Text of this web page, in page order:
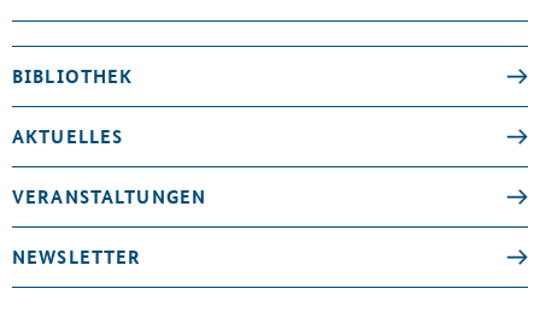
BIBLIOTHEK
AKTUELLES
VERANSTALTUNGEN
NEWSLETTER